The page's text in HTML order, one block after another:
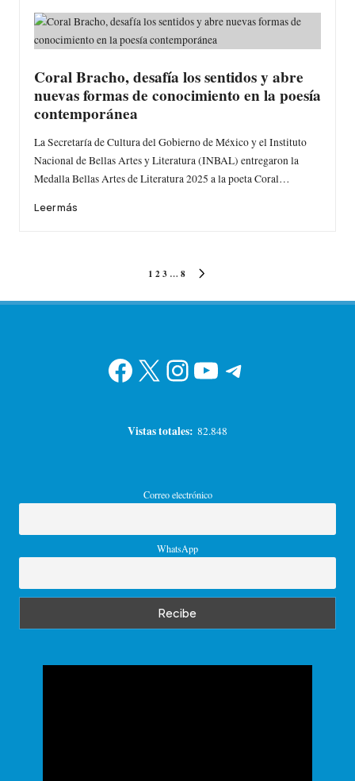
Coral Bracho, desafía los sentidos y abre
nuevas formas de conocimiento en la poesía
contemporánea
La Secretaría de Cultura del Gobierno de México y el Instituto
Nacional de Bellas Artes y Literatura (INBAL) entregaron la
Medalla Bellas Artes de Literatura 2025 a la poeta Coral…
Leer más
de
1 23 … 8
Facebook
X Instagram
YouTube
Telegram
Vistas totales: 82.848
Correo electrónico
WhatsApp